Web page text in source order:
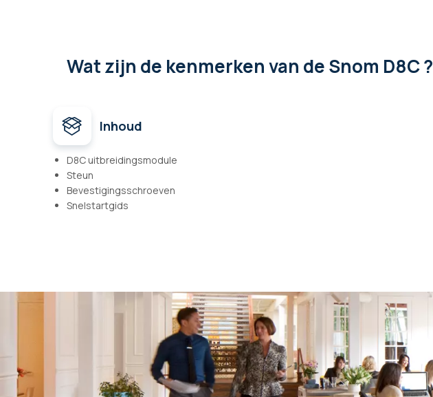
Wat zijn de kenmerkenvan de Snom D8C ?
Inhoud
D8C uitbreidingsmodule
Steun
Bevestigingsschroeven
Snelstartgids